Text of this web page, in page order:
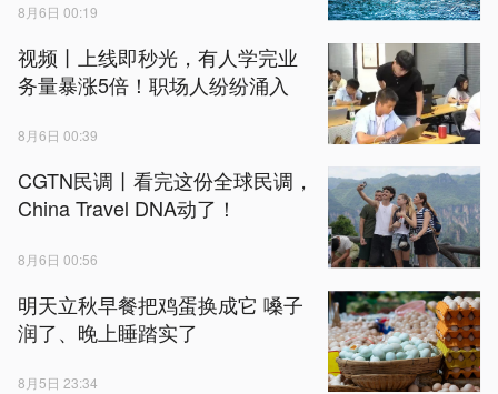
8月6日 00:19
视频丨上线即秒光，有人学完业
务量暴涨5倍！职场人纷纷涌入
8月6日 00:39
CGTN民调丨看完这份全球民调，
China Travel DNA动了！
8月6日 00:56
明天立秋早餐把鸡蛋换成它 嗓子
润了、晚上睡踏实了
8月5日 23:34